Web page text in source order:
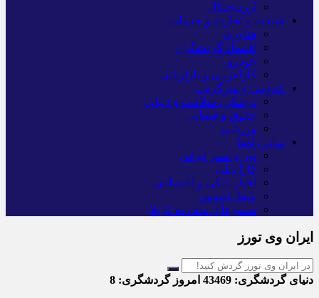
ارزدیجیتال
صنعت و تجارت و خدمات
فناوری
اقتصاد گردشگری
خودرو
کارآفرینی و بازاریابی
عمومی و سرگرمی
پزشکی، سلامت و زیبایی
حقوق و قضایی
ورزشی
سایر راه‌ها
تور و سفر ایرانی
کارا دیلی
اخبار بانکی و اقتصادی
بلیط اتوبوس
مسیرهای نجف به کربلا
ایران وی تورز
دنیای گردشگری: امروز گردشگری: